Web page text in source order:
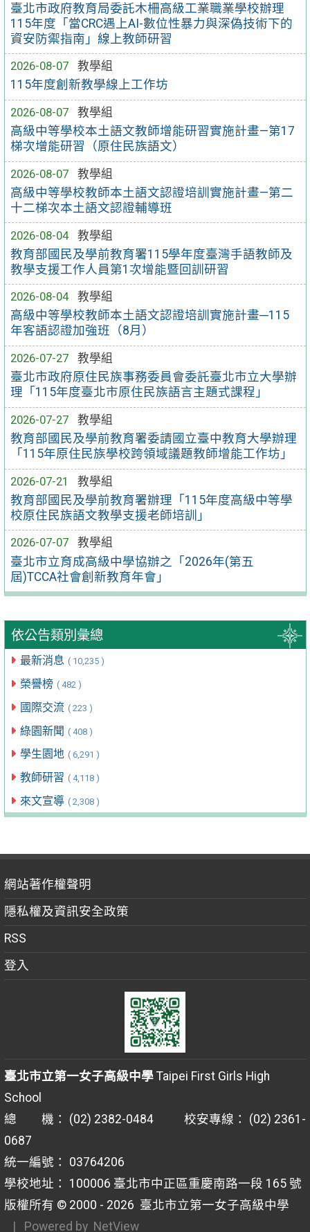
臺北市政府教育局委託木柵高級工業職業學校辦理
115年度「當CRC遇上AI-數位性暴力與深偽技術下的
資安防禦指南」線上教師研習
2026-08-07
教學組
115年度創新教學線上工作坊
2026-08-07
教學組
高級中等學校本土語文教師增能研習實施計畫—第17
梯次增能研習（原住民族語文）
2026-08-07
教學組
高級中等學校教師本土語文認證培訓實施計畫—第二
十二梯次本土語文認證輔導班
2026-08-04
教學組
教育部國民及學前教育署115學年度臺灣手語教師及
教學支援工作人員第1次增能暨回訓研習
2026-08-04
教學組
高級中等學校教師本土語文認證培訓實施計畫─115
年客語認證加強班（8月）
2026-07-27
教學組
臺北市政府原住民族事務委員會委託臺北市立大學辦
理「115年度臺北市原住民族語言主題式課程」
2026-07-27
教學組
教育部國民及學前教育署委請國立臺中教育大學辦理
「115年原住民族學校跨領域議題教師增能工作坊」
2026-07-21
教學組
教育部國民及學前教育署辦理「115年度高級中等學
校原住民族語文教學支援老師培訓」
2026-07-07
教學組
臺北市立育成高級中學協辦之「2026年(第五
屆)TCCA社會創新教育年會」
依公告類別彙總
最新消息 ( 10,235 )
榮譽榜 ( 482 )
國際交流 ( 223 )
綠園新聞 ( 408 )
學生園地 ( 6,291 )
教師研習 ( 4,118 )
來文宣導 ( 2,308 )
網站著作權聲明
隱私權及資訊安全政策
RSS
登入
臺北市立第一女子高級中學Taipei First Girls High
School
總 機： (02) 2382-0484 校安專線： (02) 2361-
0687
統一編號： 03764206
學校地址： 100006 臺北市中正區重慶南路一段 165 號
版權所有 © 2000 - 2026 臺北市立第一女子高級中學
| Powered by NetView